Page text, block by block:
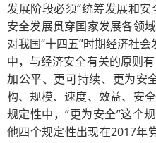
发展阶段必须“统筹发展和安
安全发展贯穿国家发展各领
对我国“十四五”时期经济社
中，与经济安全有关的原则
加公平、更可持续、更为安
构、规模、速度、效益、安
规定性中，“更为安全”这个
他四个规定性出现在2017年